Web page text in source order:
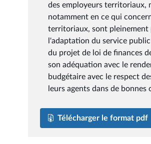
des employeurs territoriaux,
notamment en ce qui
territoriaux, sont pleinement
l'adaptation du service
du projet de loi de finances
son adéquation avec le
budgétaire avec le respect
leurs agents dans de bonnes
Télécharger le format pdf